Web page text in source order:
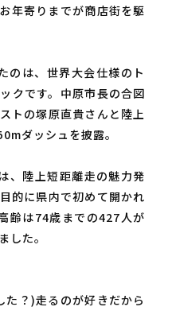
年寄りまでが商店街を駆
のは、世界大会仕様のト
クです。中原市長の合図
トの塚原直貴さんと陸上
ダッシュを披露。
、陸上短距離走の魅力発
的に県内で初めて開かれ
齢は74歳までの427人が
した。
た？)走るのが好きだから